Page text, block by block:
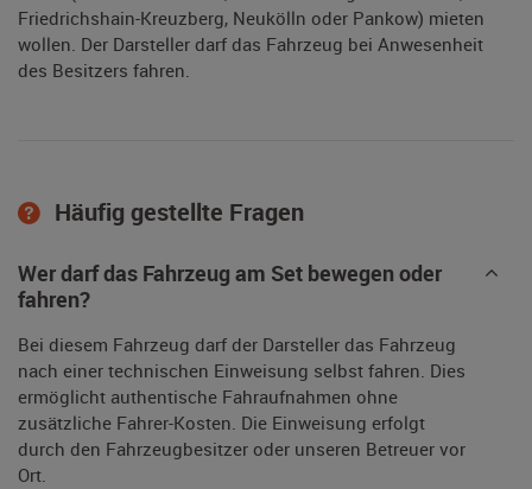
Friedrichshain-Kreuzberg, Neukölln oder Pankow) mieten
wollen. Der Darsteller darf das Fahrzeug bei Anwesenheit
des Besitzers fahren.
Häufig gestellte Fragen
Wer darf das Fahrzeug am Set bewegen oder
fahren?
Bei diesem Fahrzeug darf der Darsteller das Fahrzeug
nach einer technischen Einweisung selbst fahren. Dies
ermöglicht authentische Fahraufnahmen ohne
zusätzliche Fahrer-Kosten. Die Einweisung erfolgt
durch den Fahrzeugbesitzer oder unseren Betreuer vor
Ort.